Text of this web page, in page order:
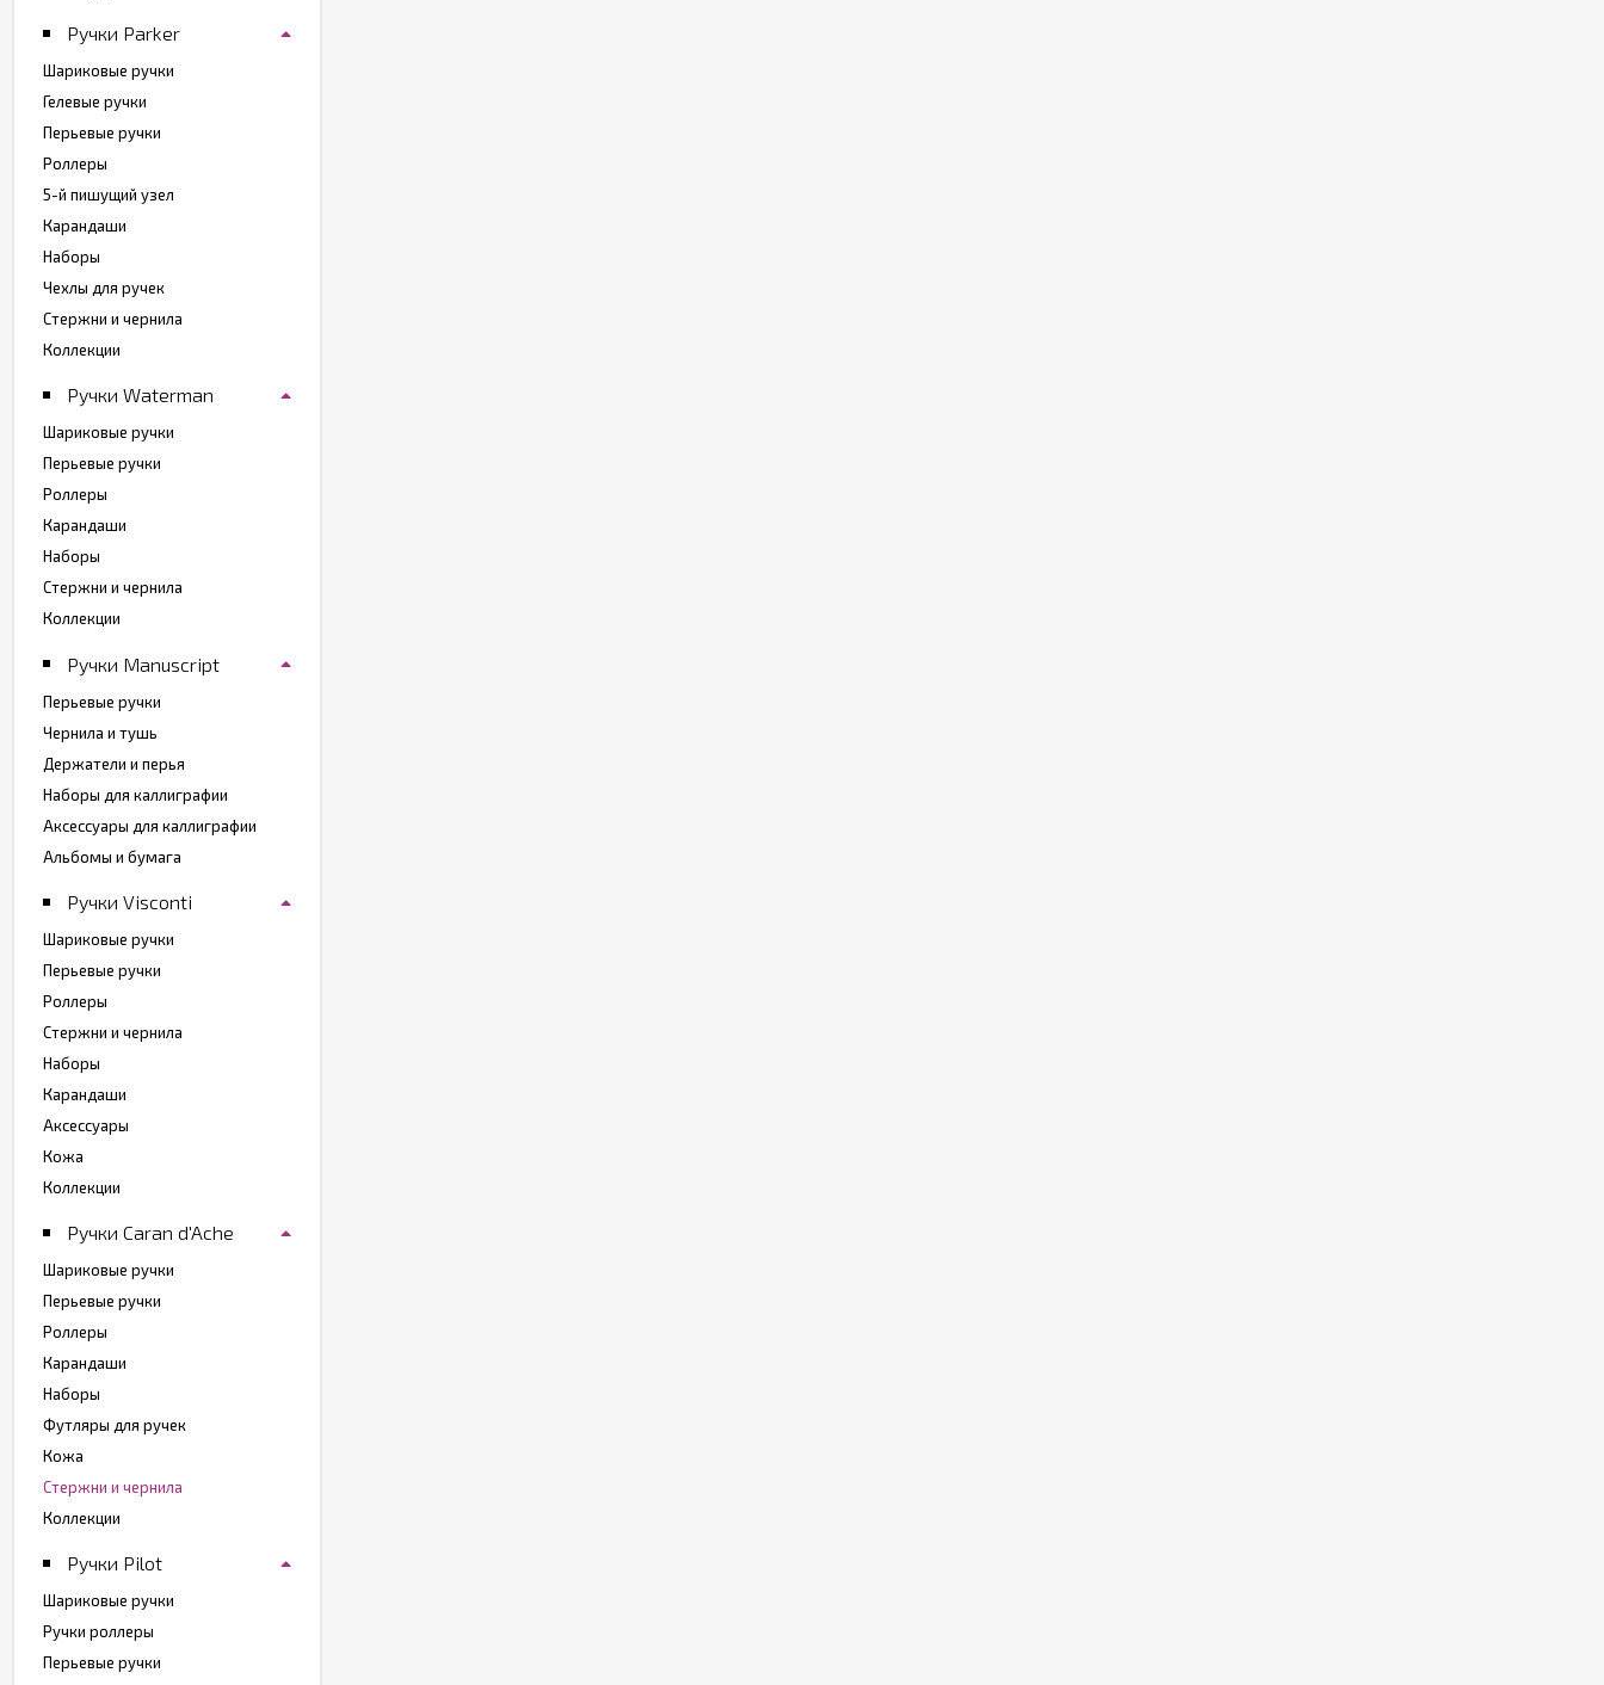
Ручки Parker
Шариковые ручки
Гелевые ручки
Перьевые ручки
Роллеры
5-й пишущий узел
Карандаши
Наборы
Чехлы для ручек
Стержни и чернила
Коллекции
Ручки Waterman
Шариковые ручки
Перьевые ручки
Роллеры
Карандаши
Наборы
Стержни и чернила
Коллекции
Ручки Manuscript
Перьевые ручки
Чернила и тушь
Держатели и перья
Наборы для каллиграфии
Аксессуары для каллиграфии
Альбомы и бумага
Ручки Visconti
Шариковые ручки
Перьевые ручки
Роллеры
Стержни и чернила
Наборы
Карандаши
Аксессуары
Кожа
Коллекции
Ручки Caran d'Ache
Шариковые ручки
Перьевые ручки
Роллеры
Карандаши
Наборы
Футляры для ручек
Кожа
Стержни и чернила
Коллекции
Ручки Pilot
Шариковые ручки
Ручки роллеры
Перьевые ручки